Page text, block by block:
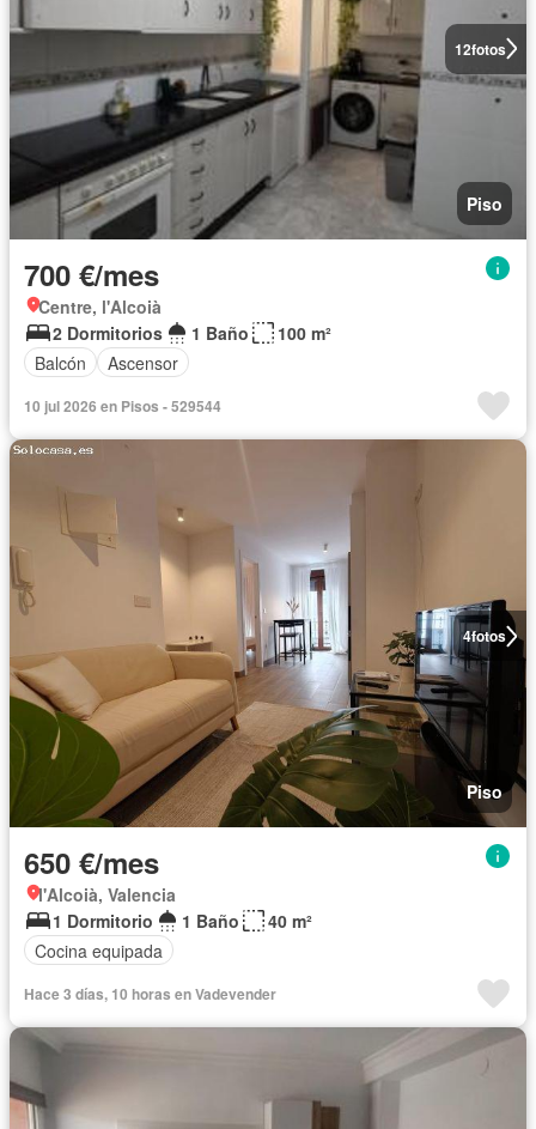
12fotos
Piso
700 €/mes
Centre, l'Alcoià
2 Dormitorios
1 Baño
100 m²
Balcón
Ascensor
10 jul 2026 en Pisos - 529544
4fotos
Piso
650 €/mes
l'Alcoià, Valencia
1 Dormitorio
1 Baño
40 m²
Cocina equipada
Hace 3 días, 10 horas en Vadevender